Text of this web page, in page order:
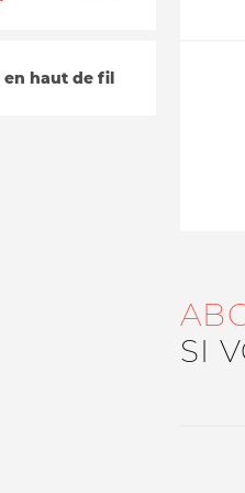
en haut de fil
SI